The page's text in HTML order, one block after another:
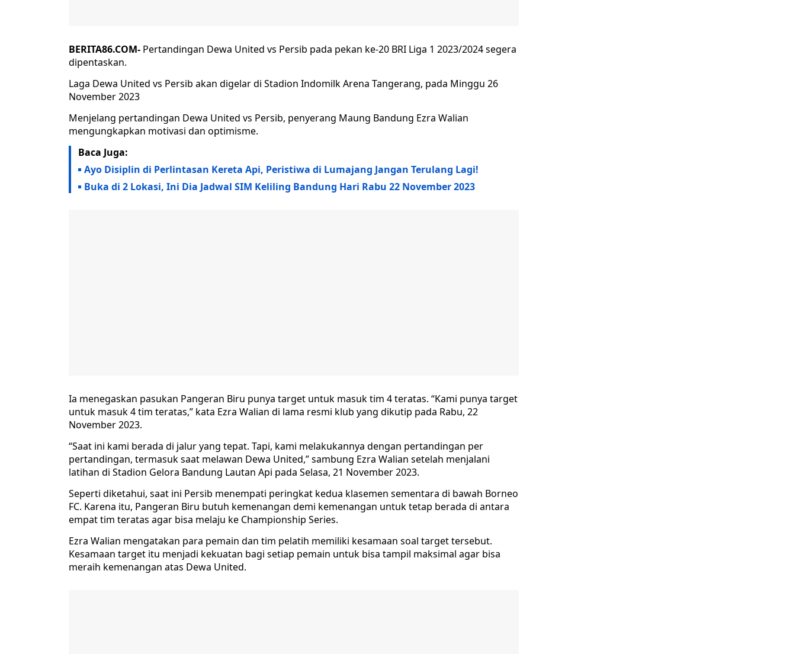
BERITA86.COM- Pertandingan Dewa United vs Persib pada pekan ke-20 BRI Liga 1 2023/2024 segera
dipentaskan.
Laga Dewa United vs Persib akan digelar di Stadion Indomilk Arena Tangerang, pada Minggu 26
November 2023
Menjelang pertandingan Dewa United vs Persib, penyerang Maung Bandung Ezra Walian
mengungkapkan motivasi dan optimisme.
Baca Juga:
Ayo Disiplin di Perlintasan Kereta Api, Peristiwa di Lumajang Jangan Terulang Lagi!
Buka di 2 Lokasi, Ini Dia Jadwal SIM Keliling Bandung Hari Rabu 22 November 2023
Ia menegaskan pasukan Pangeran Biru punya target untuk masuk tim 4 teratas. “Kami punya target
untuk masuk 4 tim teratas,” kata Ezra Walian di lama resmi klub yang dikutip pada Rabu, 22
November 2023.
“Saat ini kami berada di jalur yang tepat. Tapi, kami melakukannya dengan pertandingan per
pertandingan, termasuk saat melawan Dewa United,” sambung Ezra Walian setelah menjalani
latihan di Stadion Gelora Bandung Lautan Api pada Selasa, 21 November 2023.
Seperti diketahui, saat ini Persib menempati peringkat kedua klasemen sementara di bawah Borneo
FC. Karena itu, Pangeran Biru butuh kemenangan demi kemenangan untuk tetap berada di antara
empat tim teratas agar bisa melaju ke Championship Series.
Ezra Walian mengatakan para pemain dan tim pelatih memiliki kesamaan soal target tersebut.
Kesamaan target itu menjadi kekuatan bagi setiap pemain untuk bisa tampil maksimal agar bisa
meraih kemenangan atas Dewa United.